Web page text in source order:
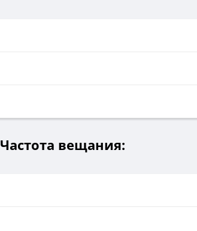
Частота вещания: